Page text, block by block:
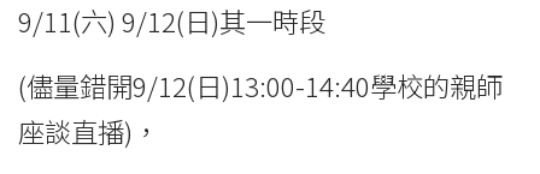
9/11(六) 9/12(日)其一時段
(儘量錯開9/12(日)13:00-14:40學校的親師
座談直播)，